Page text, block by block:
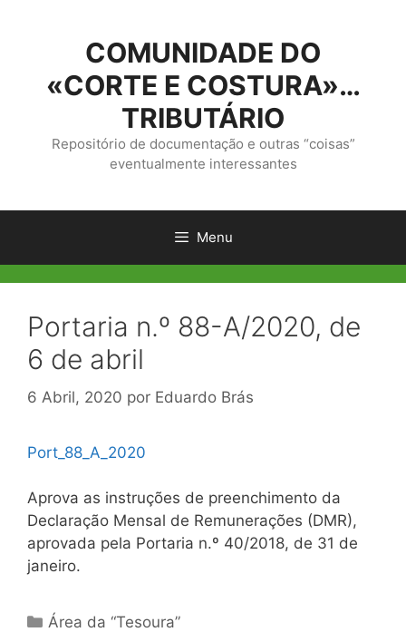
conteúdo
COMUNIDADE DO
«CORTE E COSTURA»…
TRIBUTÁRIO
Repositório de documentação e outras “coisas”
eventualmente interessantes
Menu
Portaria n.º 88-A/2020, de
6 de abril
6 Abril, 2020 por Eduardo Brás
Port_88_A_2020
Aprova as instruções de preenchimento da
Declaração Mensal de Remunerações (DMR),
aprovada pela Portaria n.º 40/2018, de 31 de
janeiro.
Categorias
Área da “Tesoura”